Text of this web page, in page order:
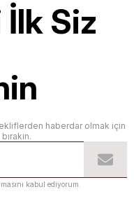
Siz
haberdar olmak için
kabul ediyorum.